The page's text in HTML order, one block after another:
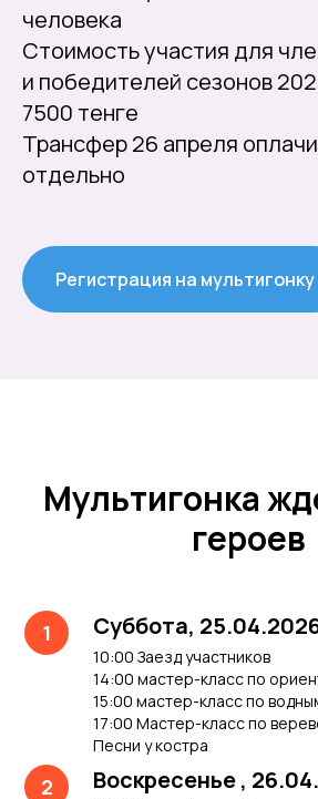
человека
Стоимость участия для
и победителей сезонов
7500 тенге
Трансфер 26 апреля
отдельно
Регистрация на мультигонку
Мультигонка
героев
Суббота,
10:00 Заезд участников
14:00 мастер-класс по
15:00 мастер-класс по
17:00 Мастер-класс по
Песни у костра
Воскресенье ,